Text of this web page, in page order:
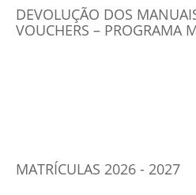
DEVOLUÇÃO DOS
VOUCHERS – PROGRAMA
MATRÍCULAS 2026 - 2027